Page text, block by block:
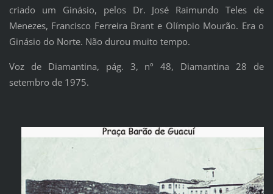
criado um Ginásio, pelos Dr. José Raimundo Teles de
Menezes, Francisco Ferreira Brant e Olímpio Mourão. Era o
Ginásio do Norte. Não durou muito tempo.
Voz de Diamantina, pág. 3, nº 48, Diamantina 28 de
setembro de 1975.